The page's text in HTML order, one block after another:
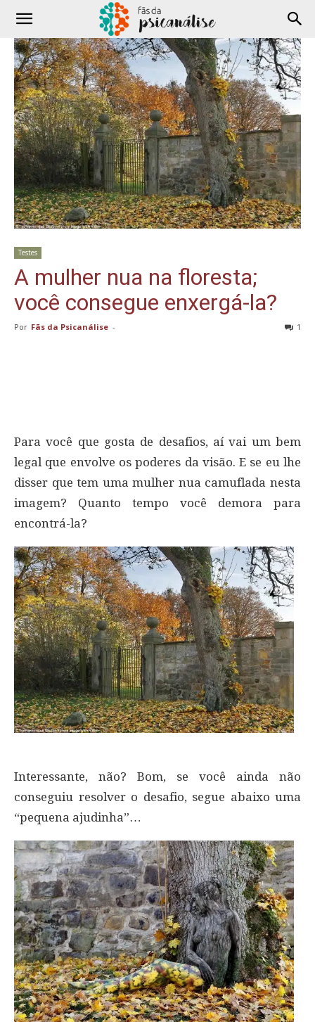
Testes
A mulher nua na floresta;
você consegue enxergá-la?
Por Fãs da Psicanálise - 1
Para você que gosta de desafios, aí vai um bem
legal que envolve os poderes da visão. E se eu lhe
disser que tem uma mulher nua camuflada nesta
imagem? Quanto tempo você demora para
encontrá-la?
Interessante, não? Bom, se você ainda não
conseguiu resolver o desafio, segue abaixo uma
“pequena ajudinha”…